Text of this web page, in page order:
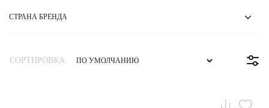
СТРАНА БРЕНДА
СОРТИРОВКА: